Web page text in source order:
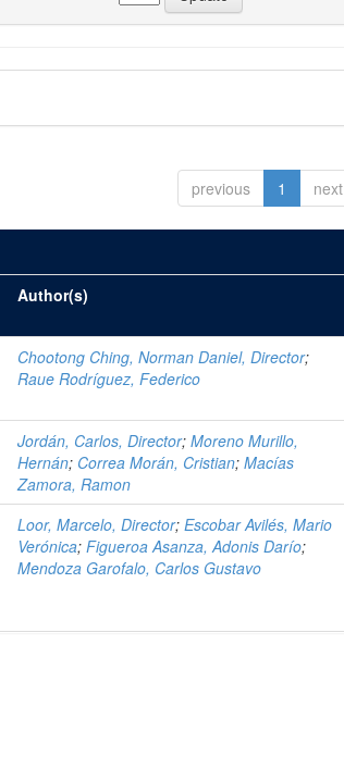
previous 1 next
Author(s)
Chootong Ching, Norman Daniel, Director;
Raue Rodríguez, Federico
Jordán, Carlos, Director;Moreno Murillo,
Hernán; Correa Morán, Cristian;Macías
Zamora, Ramon
Loor, Marcelo, Director;Escobar Avilés, Mario
Verónica;Figueroa Asanza, Adonis Darío;
Mendoza Garofalo, Carlos Gustavo